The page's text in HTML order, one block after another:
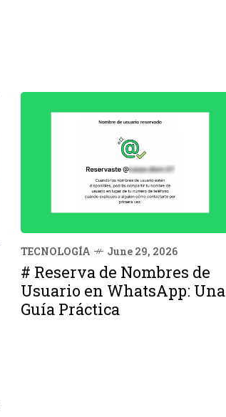
TECNOLOGÍA June 29, 2026
# Reserva de Nombres de
Usuario en WhatsApp: Una
Guía Práctica